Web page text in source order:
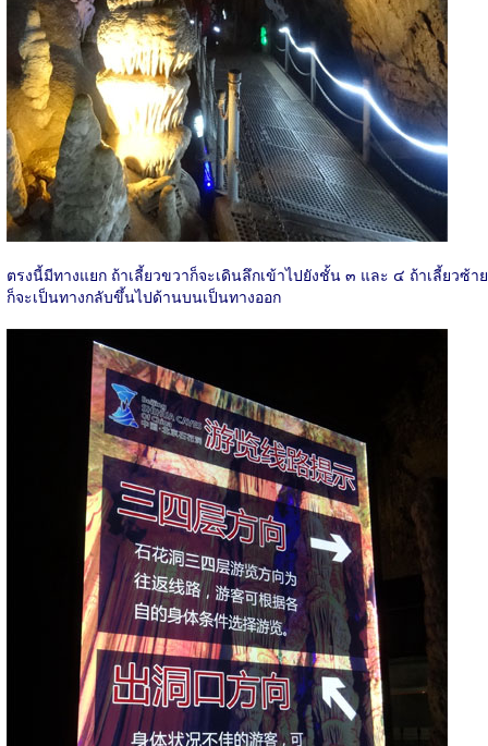
ตรงนี้มีทางแยก ถ้าเลี้ยวขวาก็จะเดินลึกเข้าไปยังชั้น ๓ และ ๔ ถ้าเลี้ยวซ้าย
ก็จะเป็นทางกลับขึ้นไปด้านบนเป็นทางออก